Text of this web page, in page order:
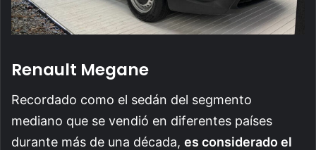
Renault Megane
Recordado como el sedán del segmento
mediano que se vendió en diferentes países
durante más de una década, es considerado el